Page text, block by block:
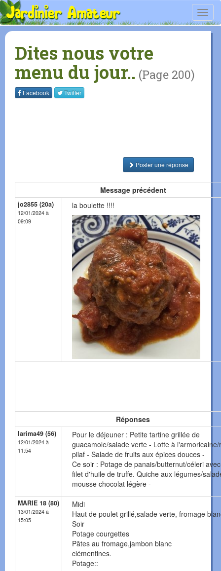
Dites nous votre
menu du jour.. (Page 200)
Facebook Twitter
Poster une réponse
Message précédent
jo2855 (20a)
12/01/2024 à
09:09
la boulette !!!!
Réponses
larima49 (56)
12/01/2024 à
11:54
Pour le déjeuner : Petite tartine grillée de
guacamole/salade verte - Lotte à l'armoricaine/
pilaf - Salade de fruits aux épices douces -
Ce soir : Potage de panais/butternut/céleri
filet d'huile de truffe. Quiche aux légumes/
mousse chocolat légère -
MARIE 18 (80)
13/01/2024 à
15:05
Midi
Haut de poulet grillé,salade verte, fromage
Soir
Potage courgettes
Pâtes au fromage,jambon blanc
clémentines.
Potage::